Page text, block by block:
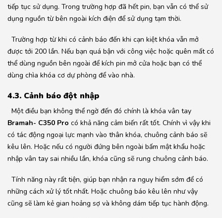
tiếp tục sử dụng. Trong trường hợp đã hết pin, bạn vẫn có thể sử
dụng nguồn từ bên ngoài kích điện để sử dụng tạm thời.
Trường hợp từ khi có cảnh báo đến khi cạn kiệt khóa vẫn mở
được tới 200 lần. Nếu bạn quá bận với công việc hoặc quên mất có
thể dùng nguồn bên ngoài để kích pin mở cửa hoặc bạn có thể
dùng chìa khóa cơ dự phòng để vào nhà.
4.3. Cảnh báo đột nhập
Một điều bạn không thể ngờ đến đó chính là khóa vân tay
Bramah- C350 Pro có khả năng cảm biến rất tốt. Chính vì vậy khi
có tác động ngoại lực mạnh vào thân khóa, chuông cảnh báo sẽ
kêu lên. Hoặc nếu có người đứng bên ngoài bấm mật khẩu hoặc
nhập vân tay sai nhiều lần, khóa cũng sẽ rung chuông cảnh báo.
Tính năng này rất tiện, giúp bạn nhận ra nguy hiểm sớm để có
những cách xử lý tốt nhất. Hoặc chuông báo kêu lên như vậy
cũng sẽ làm kẻ gian hoảng sợ và không dám tiếp tục hành động.